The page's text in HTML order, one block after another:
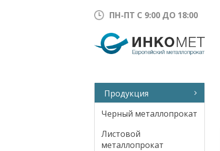
ПН-ПТ С 9:00 ДО 18:00
Продукция
Черный металлопрокат
Листовой
металлопрокат